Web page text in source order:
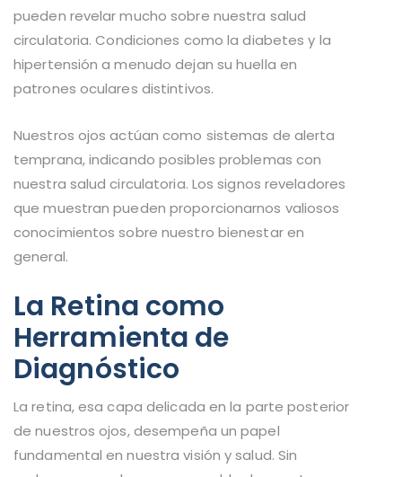
pueden revelar mucho sobre nuestra salud
circulatoria. Condiciones como la diabetes y la
hipertensión a menudo dejan su huella en
patrones oculares distintivos.
Nuestros ojos actúan como sistemas de alerta
temprana, indicando posibles problemas con
nuestra salud circulatoria. Los signos reveladores
que muestran pueden proporcionarnos valiosos
conocimientos sobre nuestro bienestar en
general.
La Retina como
Herramienta de
Diagnóstico
La retina, esa capa delicada en la parte posterior
de nuestros ojos, desempeña un papel
fundamental en nuestra visión y salud. Sin